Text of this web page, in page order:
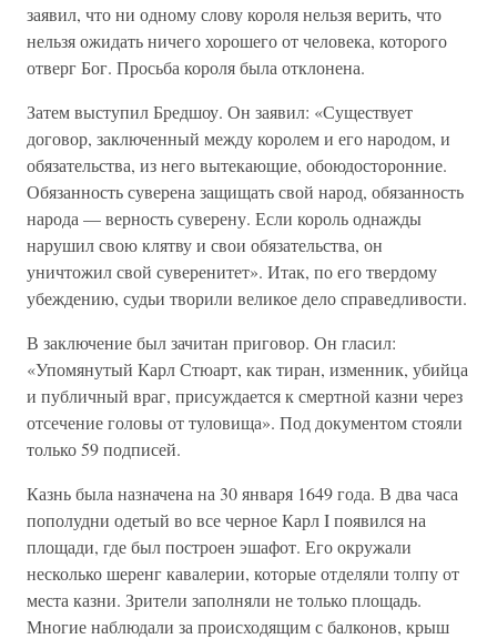
заявил, что ни одному слову короля нельзя верить, что
нельзя ожидать ничего хорошего от человека, которого
отверг Бог. Просьба короля была отклонена.
Затем выступил Бредшоу. Он заявил: «Существует
договор, заключенный между королем и его народом, и
обязательства, из него вытекающие, обоюдосторонние.
Обязанность суверена защищать свой народ, обязанность
народа — верность суверену. Если король однажды
нарушил свою клятву и свои обязательства, он
уничтожил свой суверенитет». Итак, по его твердому
убеждению, судьи творили великое дело справедливости.
В заключение был зачитан приговор. Он гласил:
«Упомянутый Карл Стюарт, как тиран, изменник, убийца
и публичный враг, присуждается к смертной казни через
отсечение головы от туловища». Под документом стояли
только 59 подписей.
Казнь была назначена на 30 января 1649 года. В два часа
пополудни одетый во все черное Карл I появился на
площади, где был построен эшафот. Его окружали
несколько шеренг кавалерии, которые отделяли толпу от
места казни. Зрители заполняли не только площадь.
Многие наблюдали за происходящим с балконов, крыш